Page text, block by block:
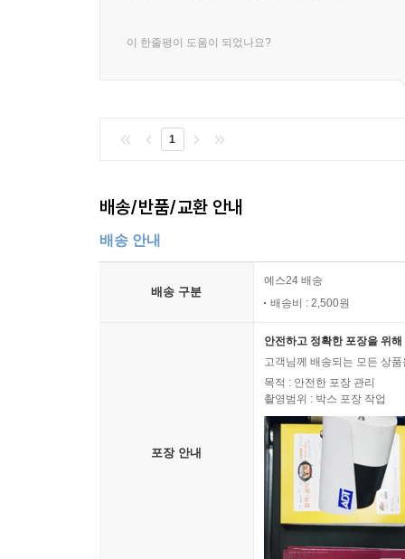
이 한줄평이 도움이 되었나요?
1
배송/반품/교환 안내
배송 안내
배송 구분
예스24 배송
배송비 : 2,500원
포장 안내
안전하고 정확한 포장을 위
고객님께 배송되는 모든 상
목적 : 안전한 포장 관리
촬영범위 : 박스 포장 작업